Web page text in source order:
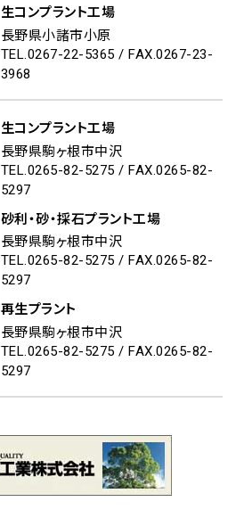
生コンプラント工場
長野県小諸市小原
TEL.0267-22-5365 / FAX.0267-23-
3968
生コンプラント工場
長野県駒ヶ根市中沢
TEL.0265-82-5275 / FAX.0265-82-
5297
砂利・砂・採石プラント工場
長野県駒ヶ根市中沢
TEL.0265-82-5275 / FAX.0265-82-
5297
再生プラント
長野県駒ヶ根市中沢
TEL.0265-82-5275 / FAX.0265-82-
5297